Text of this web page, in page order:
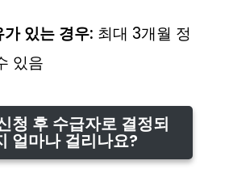
있는 경우: 최대 3개월 정
있음
청 후 수급자로 결정되
얼마나 걸리나요?